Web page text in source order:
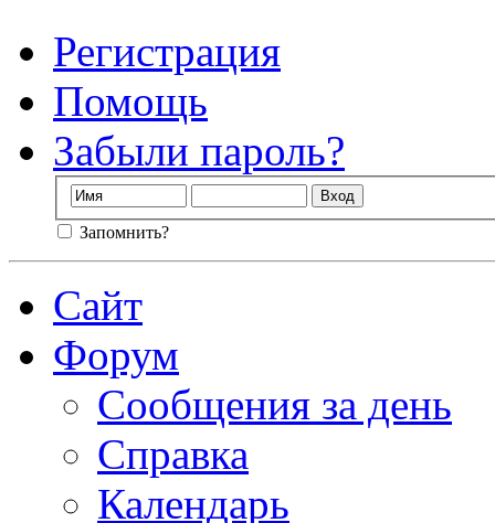
Регистрация
Помощь
Забыли пароль?
Запомнить?
Сайт
Форум
Сообщения за день
Справка
Календарь